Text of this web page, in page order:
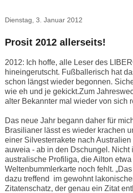
Dienstag, 3. Januar 2012
Prosit 2012 allerseits!
2012: Ich hoffe, alle Leser des
hineingerutscht. Fußballerisch hat
schon längst wieder begonnen.
wie eh und je gekickt.Zum
alter Bekannter mal wieder von sich
Das neue Jahr begann daher für
Brasilianer lässt es wieder krachen
einer Silvesterrakete nach
auweia - ab in den Dschungel. Nicht
australische Profiliga, die Ailton
Weltenbummlerkarte noch fehlt.
dazu treffend im gewohnt
Zitatenschatz, der genau ein Zitat